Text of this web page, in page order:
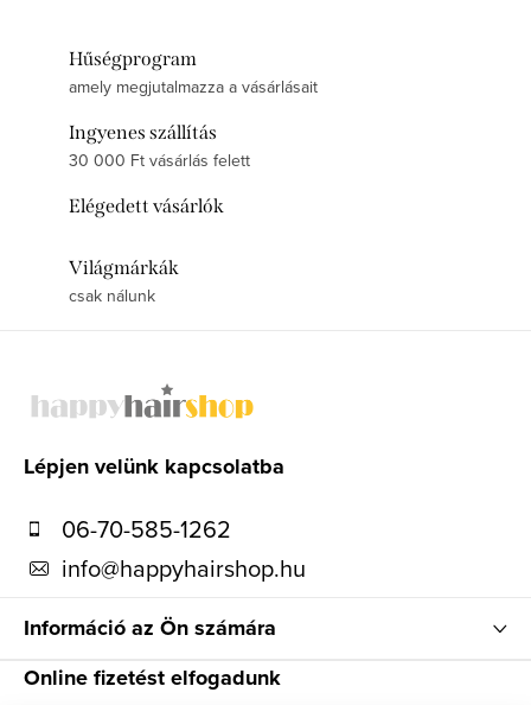
Hűségprogram
amely megjutalmazza a vásárlásait
Ingyenes szállítás
30 000 Ft vásárlás felett
Elégedett vásárlók
Világmárkák
csak nálunk
Lépjen velünk kapcsolatba
06-70-585-1262
info@happyhairshop.hu
Információ az Ön számára
Online fizetést elfogadunk